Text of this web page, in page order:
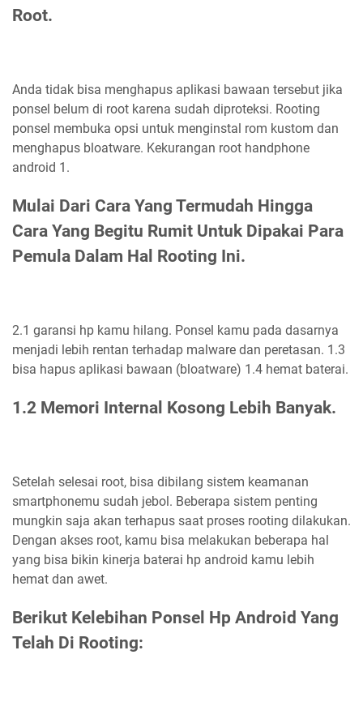
Root.
Anda tidak bisa menghapus aplikasi bawaan tersebut jika
ponsel belum di root karena sudah diproteksi. Rooting
ponsel membuka opsi untuk menginstal rom kustom dan
menghapus bloatware. Kekurangan root handphone
android 1.
Mulai Dari Cara Yang Termudah Hingga
Cara Yang Begitu Rumit Untuk Dipakai Para
Pemula Dalam Hal Rooting Ini.
2.1 garansi hp kamu hilang. Ponsel kamu pada dasarnya
menjadi lebih rentan terhadap malware dan peretasan. 1.3
bisa hapus aplikasi bawaan (bloatware) 1.4 hemat baterai.
1.2 Memori Internal Kosong Lebih Banyak.
Setelah selesai root, bisa dibilang sistem keamanan
smartphonemu sudah jebol. Beberapa sistem penting
mungkin saja akan terhapus saat proses rooting dilakukan.
Dengan akses root, kamu bisa melakukan beberapa hal
yang bisa bikin kinerja baterai hp android kamu lebih
hemat dan awet.
Berikut Kelebihan Ponsel Hp Android Yang
Telah Di Rooting: